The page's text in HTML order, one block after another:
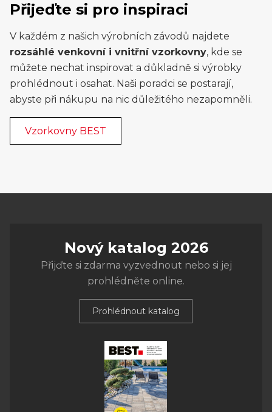
Přijeďte si pro inspiraci
V každém z našich výrobních závodů najdete
rozsáhlé venkovní i vnitřní vzorkovny, kde se
můžete nechat inspirovat a důkladně si výrobky
prohlédnout i osahat. Naši poradci se postarají,
abyste při nákupu na nic důležitého nezapomněli.
Vzorkovny BEST
Nový katalog 2026
Přijďte si zdarma vyzvednout nebo si jej
prohlédněte online.
Prohlédnout katalog